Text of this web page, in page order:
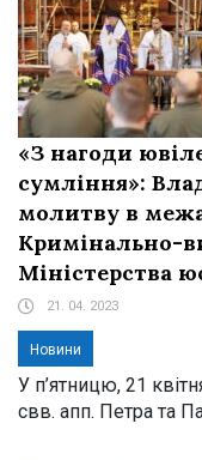
«З нагоди
сумління»:
молитву в
Кримінально-
Міністерства
21. 04. 2023
Новини
У п’ятницю, 21
свв. апп. Петра та